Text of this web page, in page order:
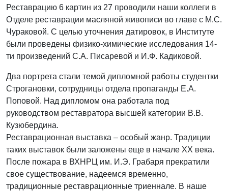
Реставрацию 6 картин из 27 проводили наши коллеги в
Отделе реставрации масляной живописи во главе с М.С.
Чураковой. С целью уточнения датировок, в Институте
были проведены физико-химические исследования 14-
ти произведений С.А. Писаревой и И.Ф. Кадиковой.
Два портрета стали темой дипломной работы студентки
Строгановки, сотрудницы отдела пропаганды Е.А.
Поповой. Над дипломом она работала под
руководством реставратора высшей категории В.В.
Кузюбердина.
Реставрационная выставка – особый жанр. Традиции
таких выставок были заложены еще в начале XX века.
После пожара в ВХНРЦ им. И.Э. Грабаря прекратили
свое существование, надеемся временно,
традиционные реставрационные триеннале. В наше